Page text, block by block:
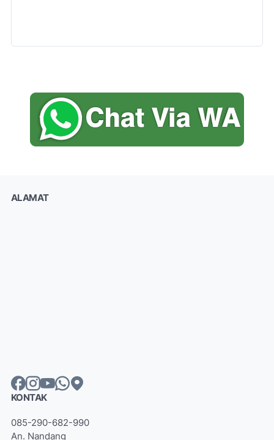
ALAMAT
KONTAK
085-290-682-990
An. Nandang